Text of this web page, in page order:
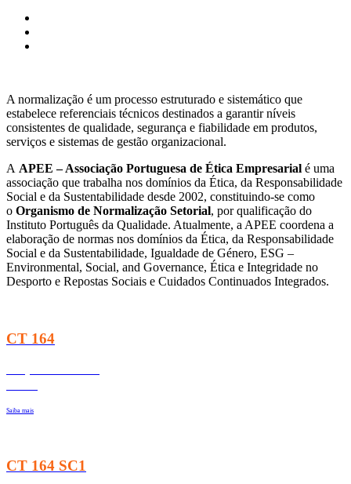
A normalização é um processo estruturado e sistemático que
estabelece referenciais técnicos destinados a garantir níveis
consistentes de qualidade, segurança e fiabilidade em produtos,
serviços e sistemas de gestão organizacional.
A APEE – Associação Portuguesa de Ética Empresarial é uma
associação que trabalha nos domínios da Ética, da Responsabilidade
Social e da Sustentabilidade desde 2002, constituindo-se como
o Organismo de Normalização Setorial, por qualificação do
Instituto Português da Qualidade. Atualmente, a APEE coordena a
elaboração de normas nos domínios da Ética, da Responsabilidade
Social e da Sustentabilidade, Igualdade de Género, ESG –
Environmental, Social, and Governance, Ética e Integridade no
Desporto e Repostas Sociais e Cuidados Continuados Integrados.
CT 164
Saiba mais
CT 164 SC1